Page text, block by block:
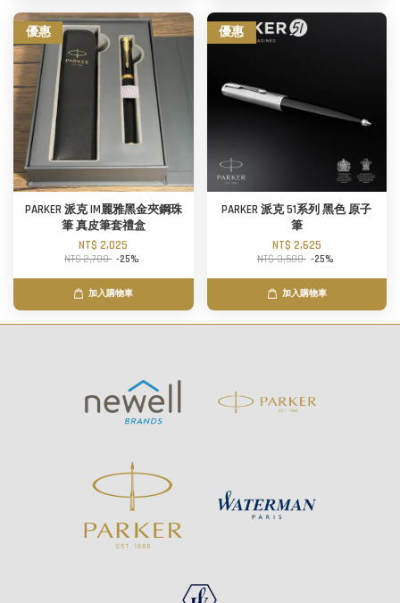
優惠
PARKER 派克 IM麗雅黑金夾鋼珠
筆 真皮筆套禮盒
NT$ 2,025
NT$ 2,700 -25%
加入購物車
優惠
PARKER 派克 51系列 黑色 原子
筆
NT$ 2,625
NT$ 3,500 -25%
加入購物車